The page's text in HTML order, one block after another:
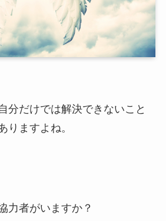
分だけでは解決できないこと
りますよね。
力者がいますか？